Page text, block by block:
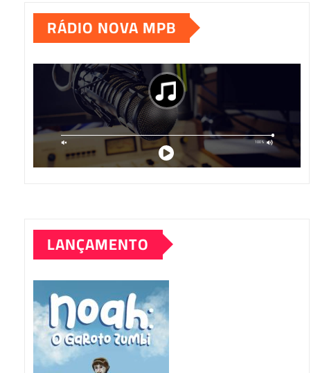
RÁDIO NOVA MPB
LANÇAMENTO